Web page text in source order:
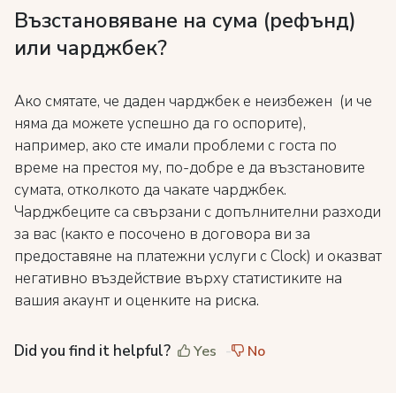
Възстановяване на сума (рефънд)
или чарджбек?
Ако смятате, че даден чарджбек е неизбежен (и че
няма да можете успешно да го оспорите),
например, ако сте имали проблеми с госта по
време на престоя му, по-добре е да възстановите
сумата, отколкото да чакате чарджбек.
Чарджбеците са свързани с допълнителни разходи
за вас (както е посочено в договора ви за
предоставяне на платежни услуги с Clock) и оказват
негативно въздействие върху статистиките на
вашия акаунт и оценките на риска.
Did you find it helpful? Yes No